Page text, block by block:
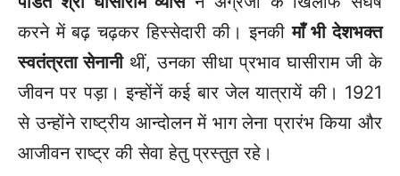
करने में बढ़ चढ़कर हिस्सेदारी की। इनकीमाँ भी देशभक्त
स्वतंत्रता सेनानीथीं, उनका सीधा प्रभाव घासीराम जी के
जीवन पर पड़ा। इन्होंनें कई बार जेल यात्रायें की। 1921
से उन्होंने राष्ट्रीय आन्दोलन में भाग लेना प्रारंभ किया और
आजीवन राष्ट्र की सेवा हेतु प्रस्तुत रहे।